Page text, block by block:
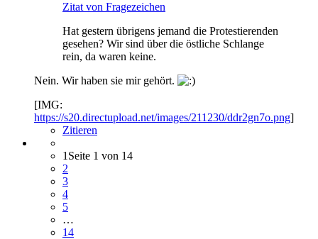
Zitat von Fragezeichen
Hat gestern übrigens jemand die Protestierenden
gesehen? Wir sind über die östliche Schlange
rein, da waren keine.
Nein. Wir haben sie mir gehört.
[IMG:
https://s20.directupload.net/images/211230/ddr2gn7o.png]
Zitieren
1 Seite 1 von 14
2
3
4
5
…
14